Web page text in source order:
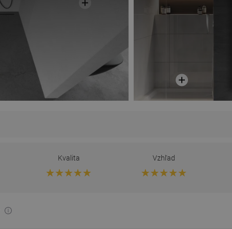
Kvalita Vzhľad